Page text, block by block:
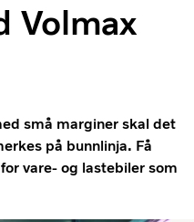
Volmax
små marginer skal det
på bunnlinja. Få
vare- og lastebiler som